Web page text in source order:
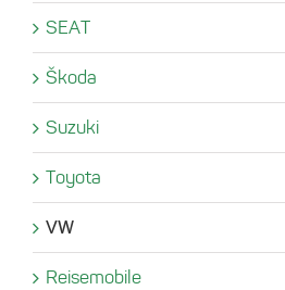
SEAT
Škoda
Suzuki
Toyota
VW
Reisemobile